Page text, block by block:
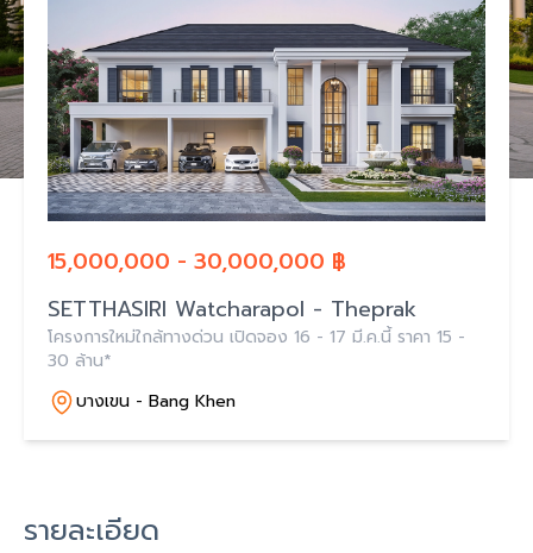
15,000,000 - 30,000,000 ฿
SETTHASIRI Watcharapol - Theprak
โครงการใหม่ใกล้ทางด่วน เปิดจอง 16 - 17 มี.ค.นี้ ราคา 15 -
30 ล้าน*
บางเขน - Bang Khen
รายละเอียด